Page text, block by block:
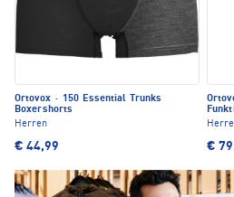
Ortovox · 150 Essential Trunks
Boxershorts
Herren
€ 44,99 €